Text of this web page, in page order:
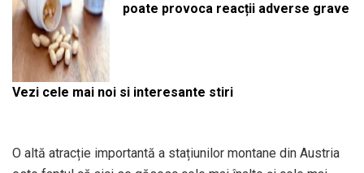
poate provoca reacții adverse grave
Vezi cele mai noi si interesante stiri
O altă atracție importantă a stațiunilor montane din Austria